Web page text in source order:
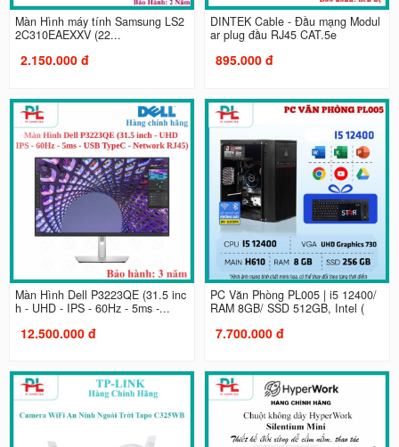
Màn Hình máy tính Samsung LS2
2C310EAEXXV (22...
2.150.000 đ
DINTEK Cable - Đầu mạng Modul
ar plug đầu RJ45 CAT.5e
895.000 đ
Màn Hình Dell P3223QE (31.5 inc
h - UHD - IPS - 60Hz - 5ms -...
12.500.000 đ
PC Văn Phòng PL005 | i5 12400/
RAM 8GB/ SSD 512GB, Intel (
7.700.000 đ